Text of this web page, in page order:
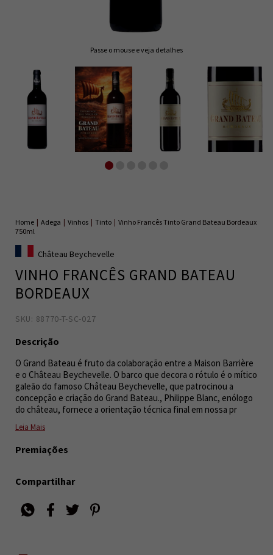
Passe o mouse e veja detalhes
Home | Adega | Vinhos | Tinto | Vinho Francês Tinto Grand Bateau Bordeaux
750ml
Château Beychevelle
VINHO FRANCÊS GRAND BATEAU
BORDEAUX
SKU: 88770-T-SC-027
Descrição
O Grand Bateau é fruto da colaboração entre a Maison Barrière
e o Château Beychevelle. O barco que decora o rótulo é o mítico
galeão do famoso Château Beychevelle, que patrocinou a
concepção e criação do Grand Bateau., Philippe Blanc, enólogo
do château, fornece a orientação técnica final em nossa pr
Leia Mais
Premiações
Compartilhar